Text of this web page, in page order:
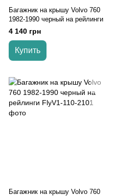
Багажник на крышу Volvo 760
1982-1990 черный на рейлинги
4 140 грн
Купить
Багажник на крышу Volvo 760